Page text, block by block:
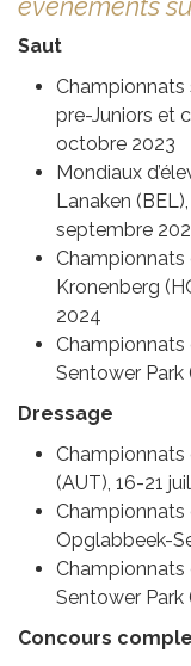
événements
Saut
Championnats
pre-Juniors et
octobre 2023
Mondiaux
Lanaken
septembre
Championnats
Kronenberg
2024
Championnats
Sentower Park
Dressage
Championnats
(AUT), 16-21
Championnats
Opglabbeek-
Championnats
Sentower Park
Concours